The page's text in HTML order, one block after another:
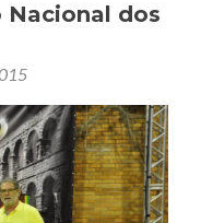
Nacional dos